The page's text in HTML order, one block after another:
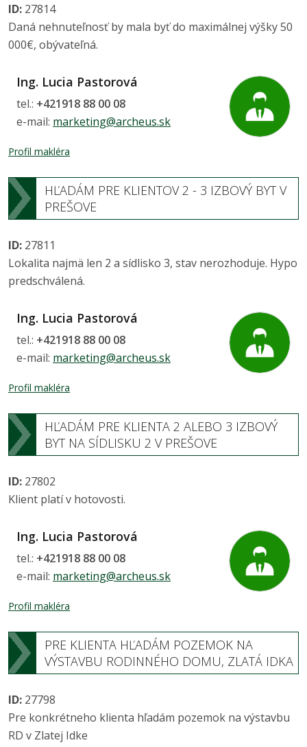
ID: 27814
Daná nehnuteľnosť by mala byť do maximálnej výšky 50
000€, obývateľná.
Ing. Lucia Pastorová
tel.: +421918 88 00 08
e-mail: marketing@archeus.sk
Profil makléra
HĽADÁM PRE KLIENTOV 2 - 3 IZBOVÝ BYT V
PREŠOVE
ID: 27811
Lokalita najmä len 2 a sídlisko 3, stav nerozhoduje. Hypo
predschválená.
Ing. Lucia Pastorová
tel.: +421918 88 00 08
e-mail: marketing@archeus.sk
Profil makléra
HĽADÁM PRE KLIENTA 2 ALEBO 3 IZBOVÝ
BYT NA SÍDLISKU 2 V PREŠOVE
ID: 27802
Klient platí v hotovosti.
Ing. Lucia Pastorová
tel.: +421918 88 00 08
e-mail: marketing@archeus.sk
Profil makléra
PRE KLIENTA HĽADÁM POZEMOK NA
VÝSTAVBU RODINNÉHO DOMU, ZLATÁ IDKA
ID: 27798
Pre konkrétneho klienta hľadám pozemok na výstavbu
RD v Zlatej Idke